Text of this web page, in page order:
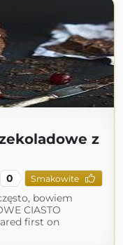
z
0 Smakowite
bowiem
CIASTO
first on